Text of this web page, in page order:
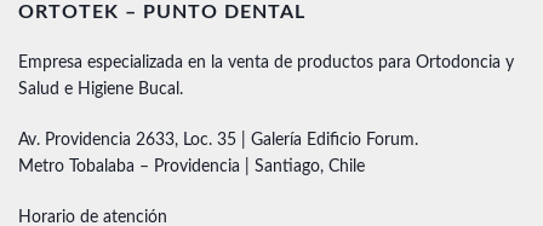
ORTOTEK – PUNTO DENTAL
Empresa especializada en la venta de productos para Ortodoncia y
Salud e Higiene Bucal.
Av. Providencia 2633, Loc. 35 | Galería Edificio Forum.
Metro Tobalaba – Providencia | Santiago, Chile
Horario de atención